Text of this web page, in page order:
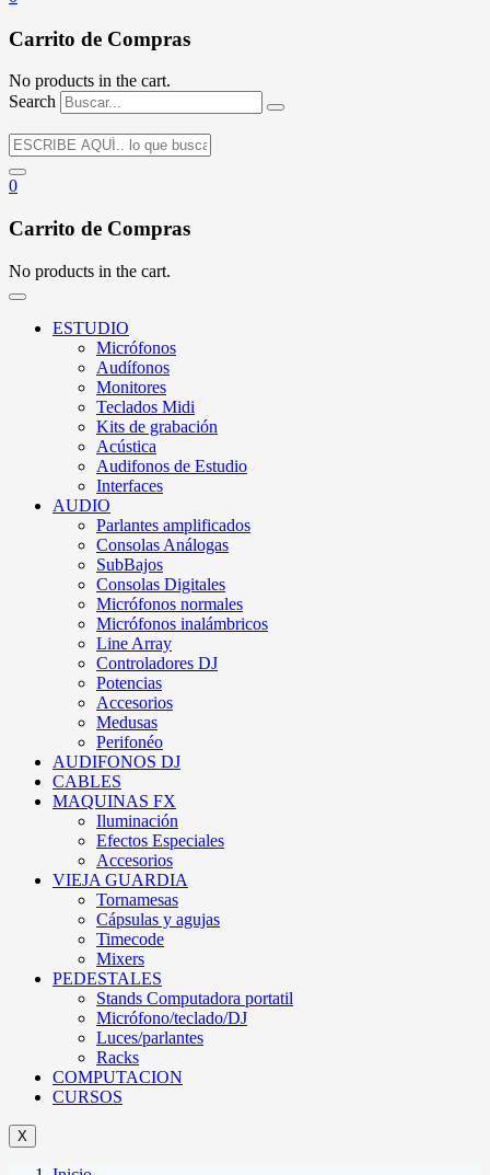
Carrito de Compras
No products in the cart.
Search
0
Carrito de Compras
No products in the cart.
ESTUDIO
Micrófonos
Audífonos
Monitores
Teclados Midi
Kits de grabación
Acústica
Audifonos de Estudio
Interfaces
AUDIO
Parlantes amplificados
Consolas Análogas
SubBajos
Consolas Digitales
Micrófonos normales
Micrófonos inalámbricos
Line Array
Controladores DJ
Potencias
Accesorios
Medusas
Perifonéo
AUDIFONOS DJ
CABLES
MAQUINAS FX
Iluminación
Efectos Especiales
Accesorios
VIEJA GUARDIA
Tornamesas
Cápsulas y agujas
Timecode
Mixers
PEDESTALES
Stands Computadora portatil
Micrófono/teclado/DJ
Luces/parlantes
Racks
COMPUTACION
CURSOS
X